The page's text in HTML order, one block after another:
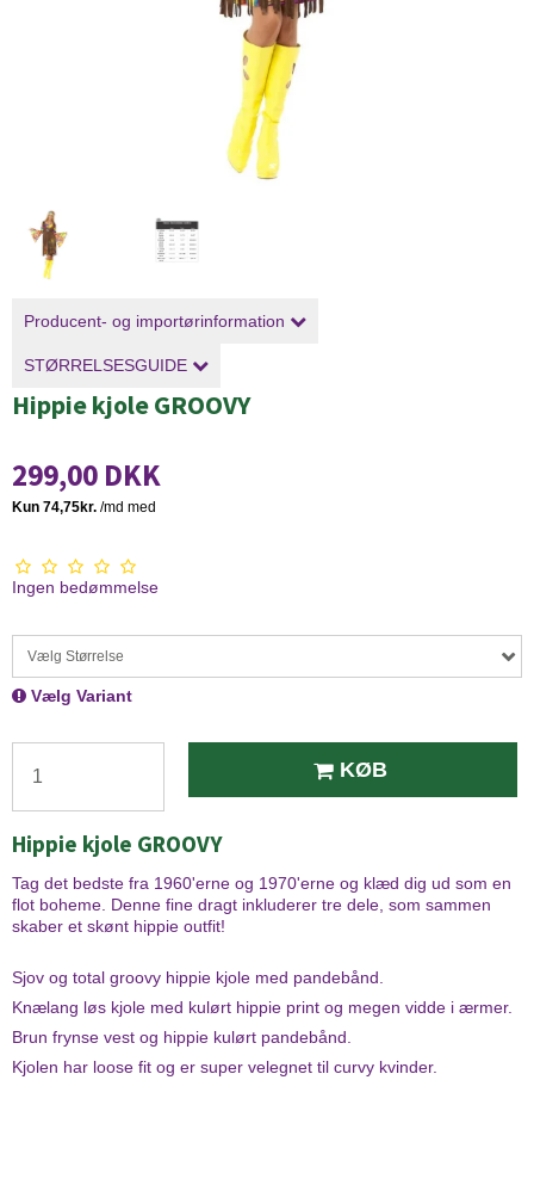
Producent- og importørinformation
STØRRELSESGUIDE
Hippie kjole GROOVY
299,00 DKK
Ingen bedømmelse
Vælg Størrelse
Vælg Variant
KØB
Hippie kjole GROOVY
Tag det bedste fra 1960'erne og 1970'erne og klæd dig ud som en
flot boheme. Denne fine dragt inkluderer tre dele, som sammen
skaber et skønt hippie outfit!
Sjov og total groovy hippie kjole med pandebånd.
Knælang løs kjole med kulørt hippie print og megen vidde i ærmer.
Brun frynse vest og hippie kulørt pandebånd.
Kjolen har loose fit og er super velegnet til curvy kvinder.